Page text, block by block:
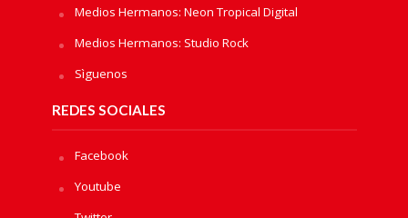
Medios Hermanos: Neon Tropical Digital
Medios Hermanos: Studio Rock
Sìguenos
REDES SOCIALES
Facebook
Youtube